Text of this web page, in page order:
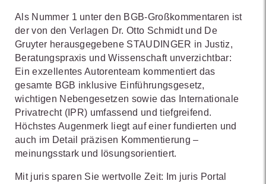
Als Nummer 1 unter den BGB-Großkommentaren ist
der von den Verlagen Dr. Otto Schmidt und De
Gruyter herausgegebene STAUDINGER in Justiz,
Beratungspraxis und Wissenschaft unverzichtbar:
Ein exzellentes Autorenteam kommentiert das
gesamte BGB inklusive Einführungsgesetz,
wichtigen Nebengesetzen sowie das Internationale
Privatrecht (IPR) umfassend und tiefgreifend.
Höchstes Augenmerk liegt auf einer fundierten und
auch im Detail präzisen Kommentierung –
meinungsstark und lösungsorientiert.
Mit juris sparen Sie wertvolle Zeit: Im juris Portal